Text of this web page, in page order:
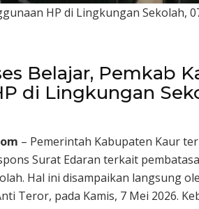
HP di Lingkungan Sekolah,
Belajar, Pemkab
di Lingkungan
– Pemerintah Kabupaten Kaur
Surat Edaran terkait
Hal ini disampaikan langsung
Teror, pada Kamis, 7 Mei 2026.